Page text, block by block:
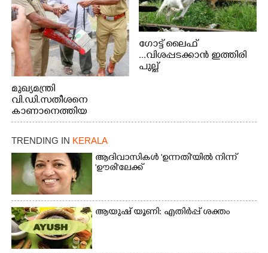
മുഖ്യമന്ത്രി
വി.ഡി.സതീശനെ
കാണാനെത്തിയ
മോഹനൻ നായർ
ഗോട്ട് ലൈഫ്
...വിശപ്പടക്കാൻ ഇത്തിരി
പുല്ല്
ജീവന് വേണ്ടിയായി ഓട്ടം.
നിന്നുള്ള കാഴ്ച
TRENDING IN KERALA
ആദിവാസികൾ 'ഉന്നതി'യിൽ നിന്ന്
'ഊരി'ലേക്ക്
ആയുഷ് യൂണി: എതിർപ്പ് ശക്തം